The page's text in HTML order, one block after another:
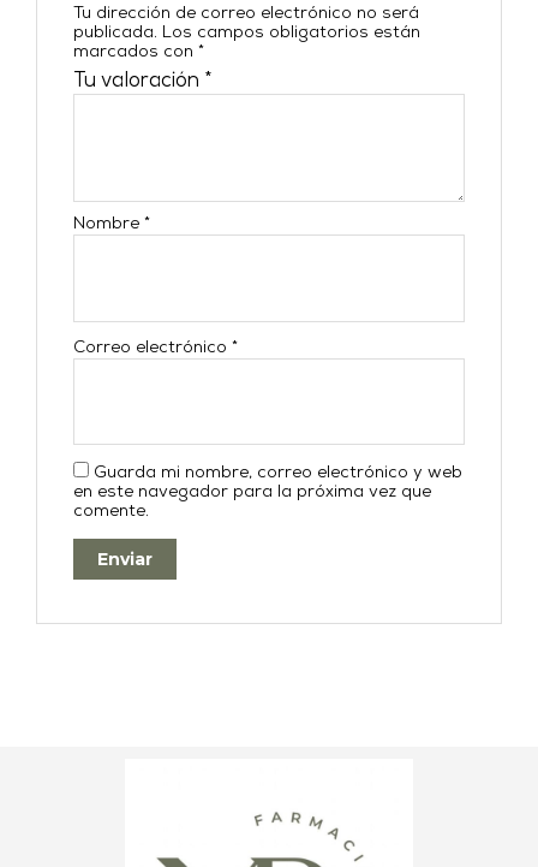
Tu dirección de correo electrónico no será
publicada. Los campos obligatorios están
marcados con*
Tu valoración *
Nombre*
Correo electrónico*
Guarda mi nombre, correo electrónico y web
en este navegador para la próxima vez que
comente.